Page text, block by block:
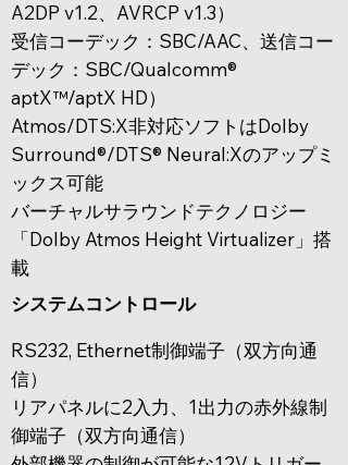
A2DP v1.2、AVRCP v1.3）
受信コーデック：SBC/AAC、送信コー
デック：SBC/Qualcomm®
aptX™/aptX HD）
Atmos/DTS:X非対応ソフトはDolby
Surround®/DTS® Neural:Xのアップミ
ックス可能
​バーチャルサラウンドテクノロジー
「Dolby Atmos Height Virtualizer」搭
載
​​システムコントロール
RS232, Ethernet制御端子 （双方向通
信）
リアパネルに2入力、1出力の赤外線制
御端子（双方向通信）